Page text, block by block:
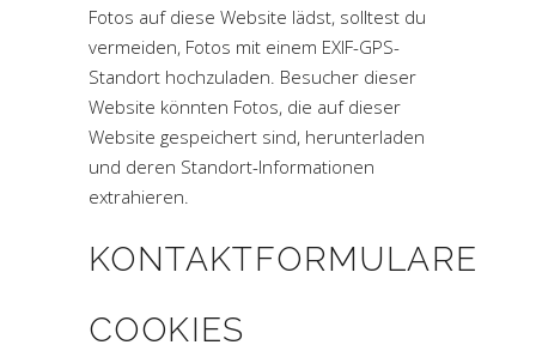
Fotos auf diese Website lädst, solltest du
vermeiden, Fotos mit einem EXIF-GPS-
Standort hochzuladen. Besucher dieser
Website könnten Fotos, die auf dieser
Website gespeichert sind, herunterladen
und deren Standort-Informationen
extrahieren.
KONTAKTFORMULARE
COOKIES